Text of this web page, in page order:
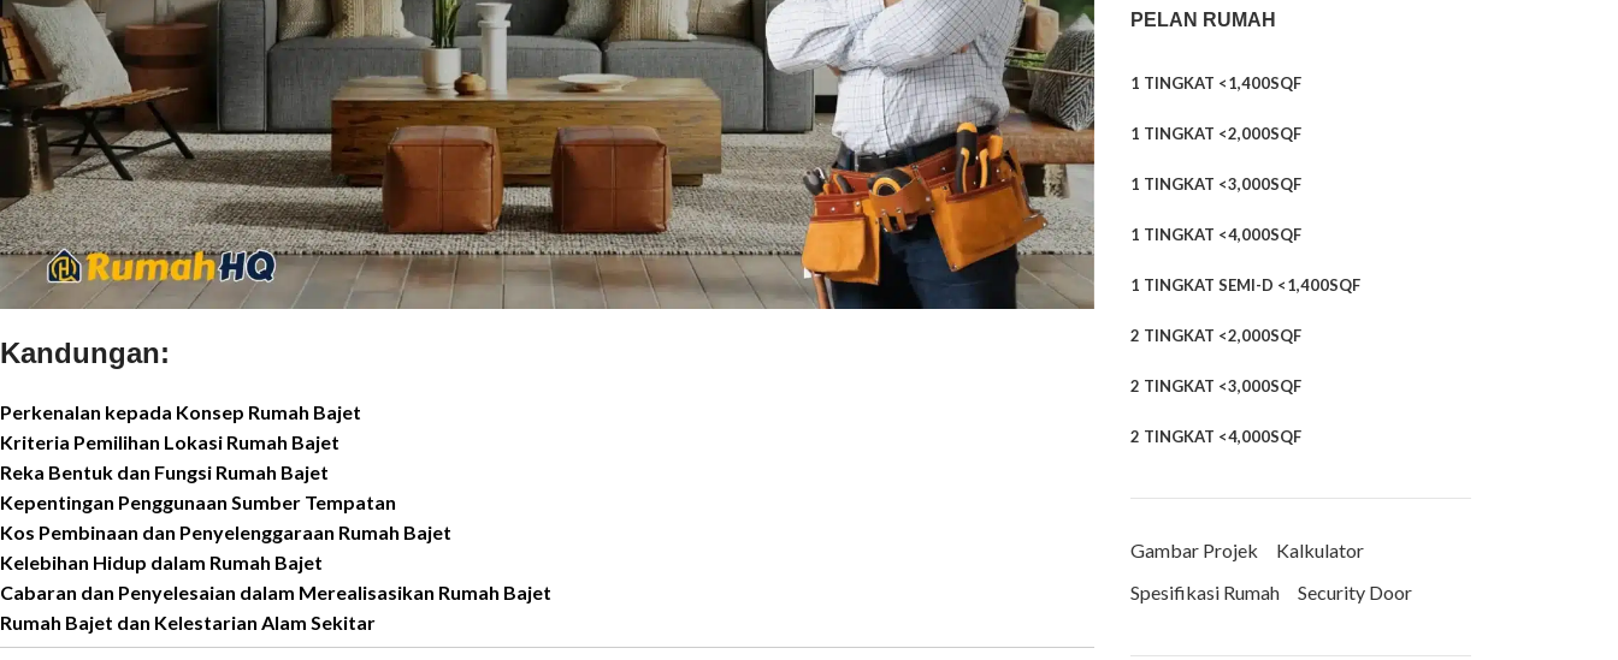
Kandungan:
Perkenalan kepada Konsep Rumah Bajet
Kriteria Pemilihan Lokasi Rumah Bajet
Reka Bentuk dan Fungsi Rumah Bajet
Kepentingan Penggunaan Sumber Tempatan
Kos Pembinaan dan Penyelenggaraan Rumah Bajet
Kelebihan Hidup dalam Rumah Bajet
Cabaran dan Penyelesaian dalam Merealisasikan Rumah Bajet
Rumah Bajet dan Kelestarian Alam Sekitar
PELAN RUMAH
1 TINGKAT <1,400SQF
1 TINGKAT <2,000SQF
1 TINGKAT <3,000SQF
1 TINGKAT <4,000SQF
1 TINGKAT SEMI-D <1,400SQF
2 TINGKAT <2,000SQF
2 TINGKAT <3,000SQF
2 TINGKAT <4,000SQF
Gambar Projek
Kalkulator
Spesifikasi Rumah
Security Door